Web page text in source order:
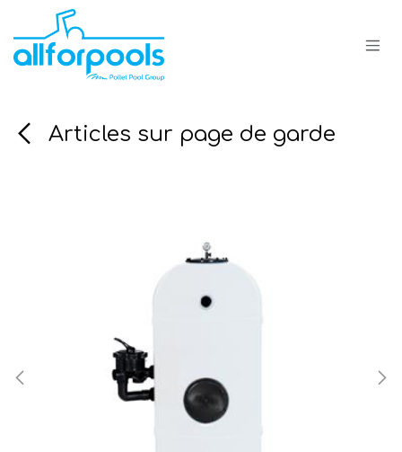
Se rendre au contenu
Articles sur page de garde